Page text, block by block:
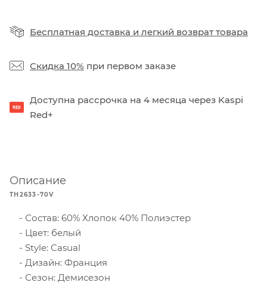
Бесплатная доставка и легкий возврат товара
Скидка 10% при первом заказе
Доступна рассрочка на 4 месяца через Kaspi
Red+
Описание
TH2633-70V
Состав: 60% Хлопок 40% Полиэстер
Цвет: белый
Style: Casual
Дизайн: Франция
Сезон: Демисезон